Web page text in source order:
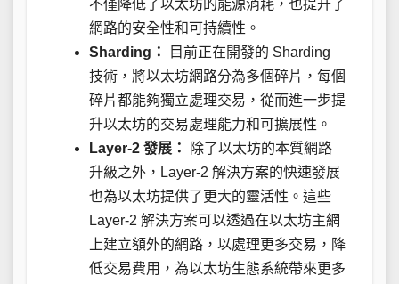
不僅降低了以太坊的能源消耗，也提升了
網路的安全性和可持續性。
Sharding：
目前正在開發的 Sharding
技術，將以太坊網路分為多個碎片，每個
碎片都能夠獨立處理交易，從而進一步提
升以太坊的交易處理能力和可擴展性。
Layer-2 發展：
除了以太坊的本質網路
升級之外，Layer-2 解決方案的快速發展
也為以太坊提供了更大的靈活性。這些
Layer-2 解決方案可以透過在以太坊主網
上建立額外的網路，以處理更多交易，降
低交易費用，為以太坊生態系統帶來更多